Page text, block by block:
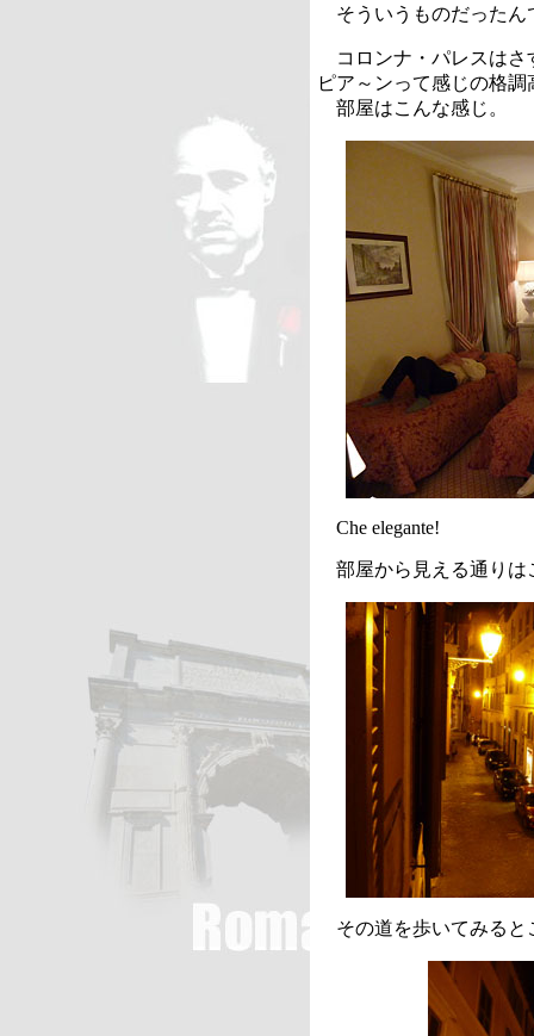
そういうものだったん
コロンナ・パレスはさ
ピア～ンって感じの格
部屋はこんな感じ。
Che elegante!
部屋から見える通りは
その道を歩いてみると